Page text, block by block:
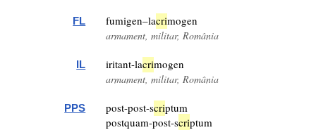
FL fumigen–lacrimogen
armament, militar, România
IL iritant-lacrimogen
armament, militar, România
PPS post-post-scriptum
postquam-post-scriptum